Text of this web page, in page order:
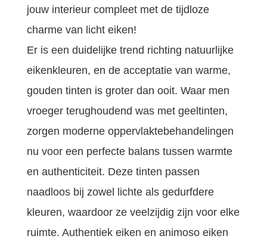
jouw interieur compleet met de tijdloze
charme van licht eiken!
Er is een duidelijke trend richting natuurlijke
eikenkleuren, en de acceptatie van warme,
gouden tinten is groter dan ooit. Waar men
vroeger terughoudend was met geeltinten,
zorgen moderne oppervlaktebehandelingen
nu voor een perfecte balans tussen warmte
en authenticiteit. Deze tinten passen
naadloos bij zowel lichte als gedurfdere
kleuren, waardoor ze veelzijdig zijn voor elke
ruimte. Authentiek eiken en animoso eiken